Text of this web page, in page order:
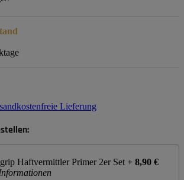
Lieferung
Haftvermittler Primer 2er Set + 8,90 €